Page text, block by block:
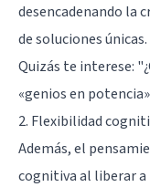
desencadenando la
de soluciones únicas.
Quizás te interese:
«genios en
2. Flexibilidad
Además, el
cognitiva al liberar